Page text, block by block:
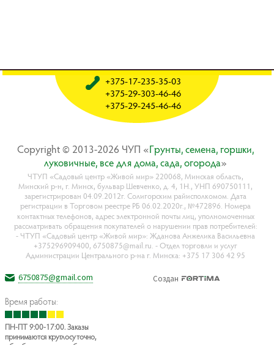
Copyright © 2013-2026 ЧУП «Гpyнты, ceмeнa, гopшки,
лyкoвичныe, вce для дoмa, caдa, oгopoдa»
ЧТУП «Садовый центр «Живой мир» 220068, Минская область,
Минский р-н, г. Минск, бульвар Шевченко, д. 4, 1Н., УНП 690750111,
зарегистрирован 04.09.2012г. Солигорским райисполкомом. Дата
регистрации в Торговом реестре РБ 06.02.2020г., №472896. Номера
контактных телефонов, адрес электронной почты лиц, уполномоченных
рассматривать обращения покупателей о нарушении прав потребителей:
- ЧТУП «Садовый центр «Живой мир»: Жданова Анжелика Васильевна
+375296909400, 6750875@mail.ru. - Отдел торговли и услуг
Администрации Центрального р-на г. Минска: +375 17 306 42 95
+375-17-235-35-03
+375-29-303-46-46
+375-29-245-46-46
6750875@gmail.com
Время работы:
ПН-ПТ 9:00-17:00. Заказы
принимаются круглосуточно,
Создан